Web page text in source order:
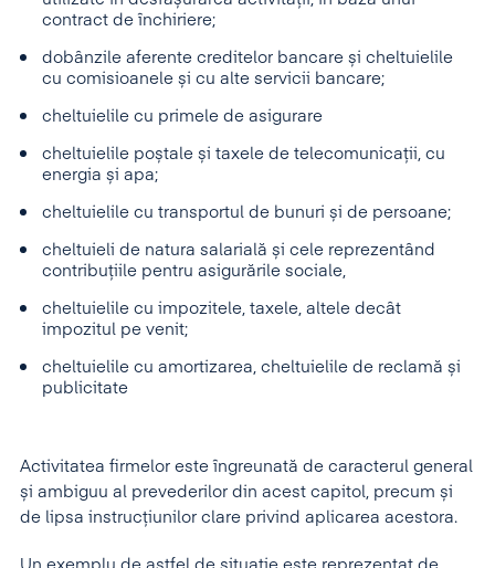
contract de închiriere;
dobânzile aferente creditelor bancare și cheltuielile
cu comisioanele și cu alte servicii bancare;
cheltuielile cu primele de asigurare
cheltuielile poștale și taxele de telecomunicații, cu
energia și apa;
cheltuielile cu transportul de bunuri și de persoane;
cheltuieli de natura salarială și cele reprezentând
contribuțiile pentru asigurările sociale,
cheltuielile cu impozitele, taxele, altele decât
impozitul pe venit;
cheltuielile cu amortizarea, cheltuielile de reclamă și
publicitate
Activitatea firmelor este îngreunată de caracterul general
și ambiguu al prevederilor din acest capitol, precum și
de lipsa instrucțiunilor clare privind aplicarea acestora.